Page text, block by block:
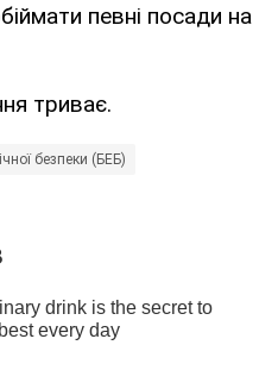
певні посади на
триває.
безпеки (БЕБ)